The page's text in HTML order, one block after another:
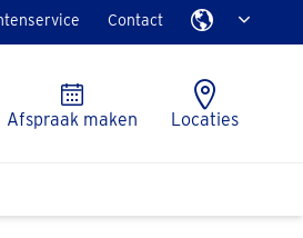
Contact
Afspraak maken Locaties